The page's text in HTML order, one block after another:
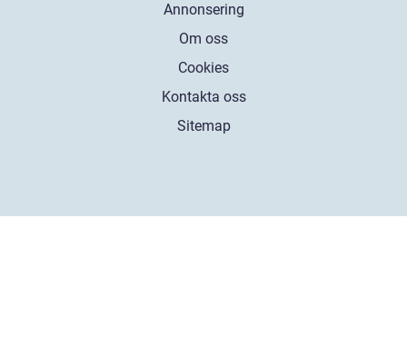
Annonsering
Om oss
Cookies
Kontakta oss
Sitemap